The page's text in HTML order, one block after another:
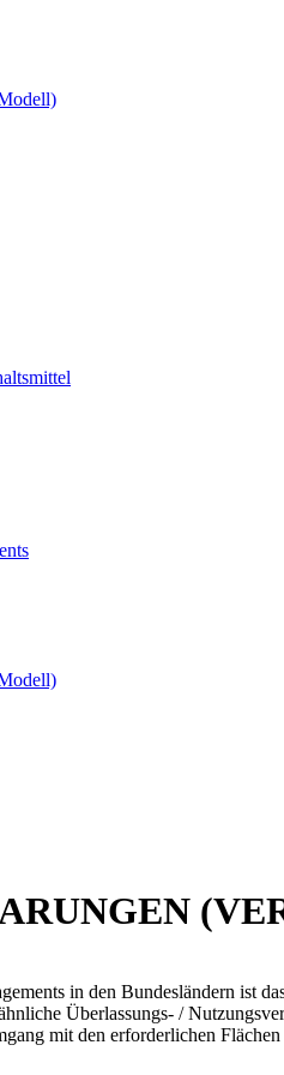
in den Bundesländern ist
Überlassungs- /
mit den erforderlichen